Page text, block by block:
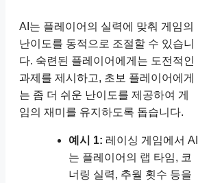
AI는 플레이어의 실력에 맞춰 게임의
난이도를 동적으로 조절할 수 있습니
다. 숙련된 플레이어에게는 도전적인
과제를 제시하고, 초보 플레이어에게
는 좀 더 쉬운 난이도를 제공하여 게
임의 재미를 유지하도록 돕습니다.
예시 1: 레이싱 게임에서 AI
는 플레이어의 랩 타임, 코
너링 실력, 추월 횟수 등을